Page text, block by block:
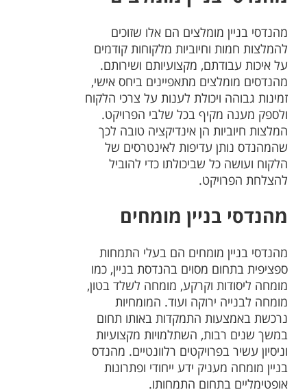
מהנדסי בניין מומלצים הם אלו שזוכים
להמלצות חמות וחיוביות מלקוחות קודמים
על איכות עבודתם, מקצועיותם ושירותם.
מהנדסים מומלצים מתאפיינים ביחס אישי,
זמינות גבוהה ויכולת לענות על צרכי הלקוח
ולספק מענה מקיף בכל שלבי הפרויקט.
המלצות חיוביות הן אינדיקציה טובה לכך
שהמהנדס נותן עדיפות לאינטרסים של
הלקוח ועושה כל שביכולתו כדי להוביל
להצלחת הפרויקט.
מהנדסי בניין מומחים
מהנדסי בניין מומחים הם בעלי התמחות
ספציפית בתחום מסוים בהנדסת בניין, כמו
מומחה ליסודות וקרקע, מומחה לשלד בטון,
מומחה לבנייה ירוקה ועוד. המומחיות
נרכשת באמצעות התמקדות באותו תחום
במשך שנים רבות, השתלמויות מקצועיות
וניסיון עשיר בפרויקטים רלוונטיים. מהנדס
בניין מומחה מעניק ידע ייחודי ופתרונות
אופטימליים בתחום התמחותו.